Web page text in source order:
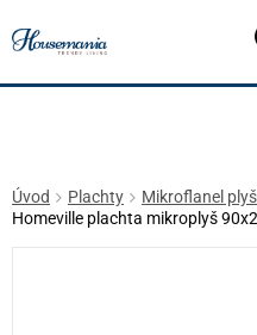
Úvod Plachty
Mikroflanel
Homeville plachta mikroplyš